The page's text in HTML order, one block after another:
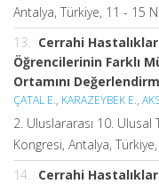
Antalya, Türkiye, 11 - 15
13.
Cerrahi
Öğrencilerinin Farklı
Ortamını
ÇATAL E., KARAZEYBEK E.,
2. Uluslararası 10.
Kongresi, Antalya,
14.
Cerrahi